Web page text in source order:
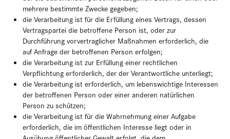
mehrere bestimmte Zwecke gegeben;
die Verarbeitung ist für die Erfüllung eines Vertrags, dessen
Vertragspartei die betroffene Person ist, oder zur
Durchführung vorvertraglicher Maßnahmen erforderlich, die
auf Anfrage der betroffenen Person erfolgen;
die Verarbeitung ist zur Erfüllung einer rechtlichen
Verpflichtung erforderlich, der der Verantwortliche unterliegt;
die Verarbeitung ist erforderlich, um lebenswichtige Interessen
der betroffenen Person oder einer anderen natürlichen
Person zu schützen;
die Verarbeitung ist für die Wahrnehmung einer Aufgabe
erforderlich, die im öffentlichen Interesse liegt oder in